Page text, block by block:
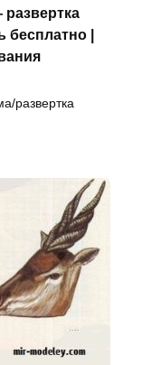
бесплатно |
развертка